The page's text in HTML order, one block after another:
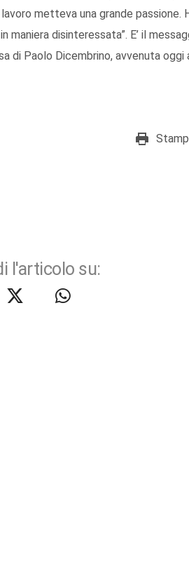
metteva una grande passione.
maniera disinteressata”. E’ il
di Paolo Dicembrino, avvenuta oggi
l'articolo su: